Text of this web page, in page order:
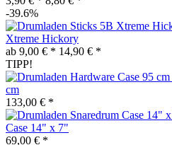
-39.6%
Xtreme Hickory
ab 9,00 € * 14,90 € *
TIPP!
cm
133,00 € *
Case 14" x 7"
69,00 € *